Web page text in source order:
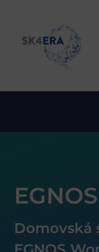
Domovská